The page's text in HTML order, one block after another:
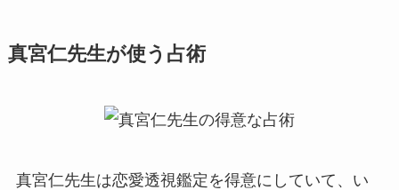
真宮仁先生が使う占術
真宮仁先生は恋愛透視鑑定を得意にしていて、い